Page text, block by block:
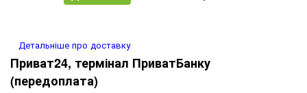
Детальніше про доставку
Приват24, термінал ПриватБанку
(передоплата)